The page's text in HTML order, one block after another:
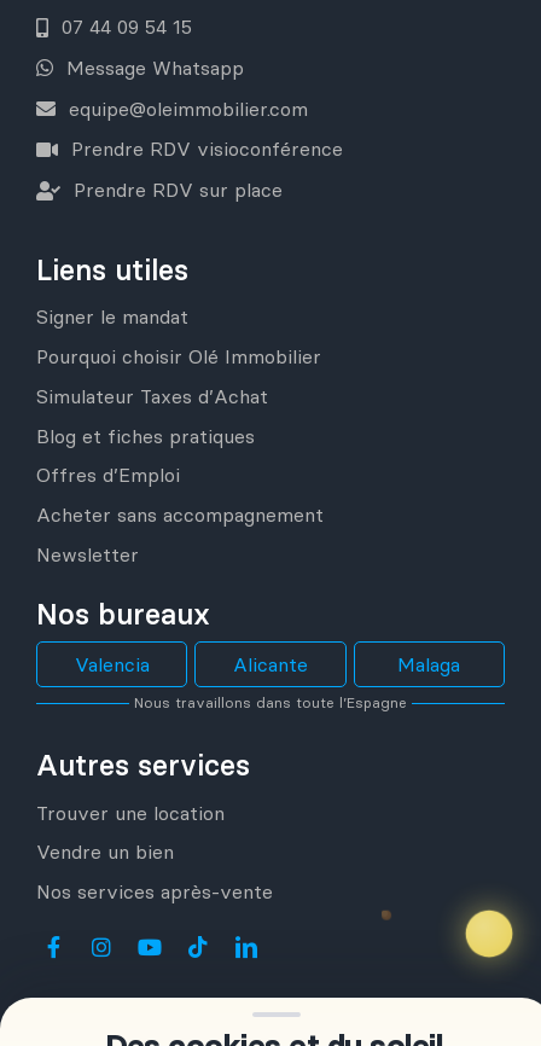
07 44 09 54 15
Message Whatsapp
equipe@oleimmobilier.com
Prendre RDV visioconférence
Prendre RDV sur place
Liens utiles
Signer le mandat
Pourquoi choisir Olé Immobilier
Simulateur Taxes d’Achat
Blog et fiches pratiques
Offres d’Emploi
Acheter sans accompagnement
Newsletter
Nos bureaux
Valencia Alicante Malaga
Nous travaillons dans toute l’Espagne
Autres services
Trouver une location
Vendre un bien
Nos services après-vente